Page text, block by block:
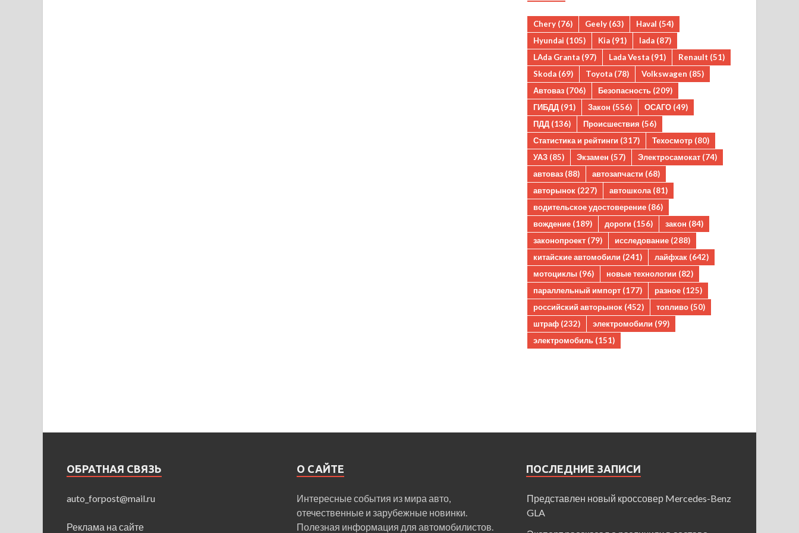
Chery (76) Geely (63) Haval (54)
Hyundai (105) Kia (91) lada (87)
LAda Granta (97) Lada Vesta (91) Renault (51)
Skoda (69) Toyota (78) Volkswagen (85)
Автоваз (706) Безопасность (209)
ГИБДД (91) Закон (556) ОСАГО (49)
ПДД (136) Происшествия (56)
Статистика и рейтинги (317) Техосмотр (80)
УАЗ (85) Экзамен (57) Электросамокат (74)
автоваз (88) автозапчасти (68)
авторынок (227) автошкола (81)
водительское удостоверение (86)
вождение (189) дороги (156) закон (84)
законопроект (79) исследование (288)
китайские автомобили (241) лайфхак (642)
мотоциклы (96) новые технологии (82)
параллельный импорт (177) разное (125)
российский авторынок (452) топливо (50)
штраф (232) электромобили (99)
электромобиль (151)
ОБРАТНАЯ СВЯЗЬ
auto_forpost@mail.ru
Реклама на сайте
О САЙТЕ
Интересные события из мира авто,
отечественные и зарубежные новинки.
Полезная информация для автомобилистов.
ПОСЛЕДНИЕ ЗАПИСИ
Представлен новый кроссовер Mercedes-Benz
GLA